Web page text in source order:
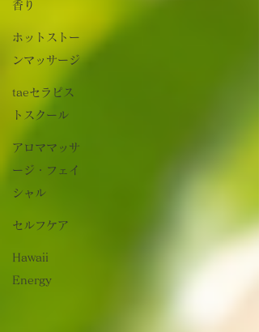
香り
ホットストー
ンマッサージ
taeセラピス
トスクール
アロママッサ
ージ・フェイ
シャル
セルフケア
Hawaii
Energy